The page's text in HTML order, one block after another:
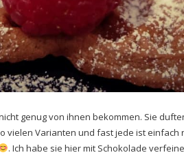
genug von ihnen bekommen. Sie
vielen Varianten und fast jede ist einfach
. Ich habe sie hier mit Schokolade